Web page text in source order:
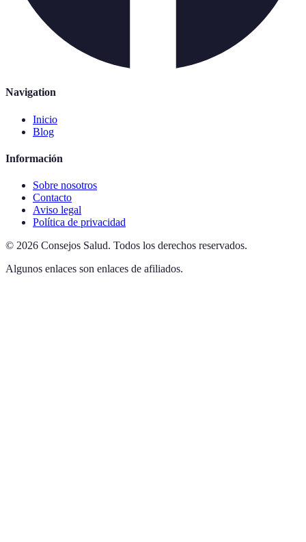
Navigation
Inicio
Blog
Información
Sobre nosotros
Contacto
Aviso legal
Política de privacidad
© 2026 Consejos Salud. Todos los derechos reservados.
Algunos enlaces son enlaces de afiliados.